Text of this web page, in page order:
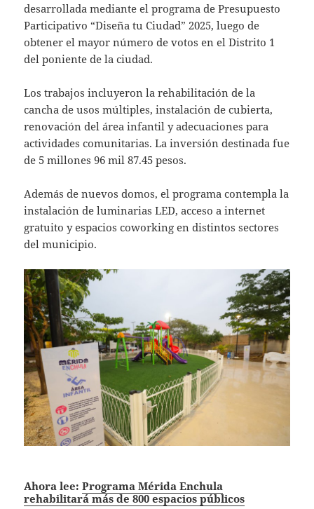
desarrollada mediante el programa de Presupuesto
Participativo “Diseña tu Ciudad” 2025, luego de
obtener el mayor número de votos en el Distrito 1
del poniente de la ciudad.
Los trabajos incluyeron la rehabilitación de la
cancha de usos múltiples, instalación de cubierta,
renovación del área infantil y adecuaciones para
actividades comunitarias. La inversión destinada fue
de 5 millones 96 mil 87.45 pesos.
Además de nuevos domos, el programa contempla la
instalación de luminarias LED, acceso a internet
gratuito y espacios coworking en distintos sectores
del municipio.
Ahora lee:Programa Mérida Enchula
rehabilitará más de 800 espacios públicos